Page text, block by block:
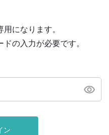
になります。
の入力が必要です。
ン